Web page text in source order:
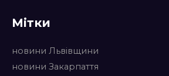
Мітки
новини Львівщини
новини Закарпаття